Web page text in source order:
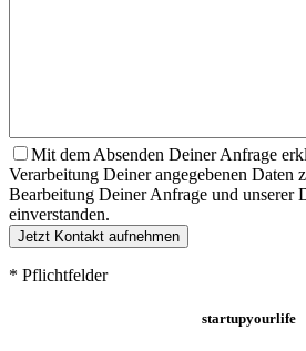
Mit dem Absenden Deiner Anfrage
Verarbeitung Deiner angegebenen Daten
Bearbeitung Deiner Anfrage und unserer
einverstanden.
* Pflichtfelder
startupyourlife